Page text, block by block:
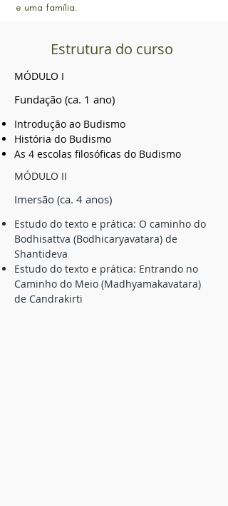
e uma família.
Estrutura do curso
MÓDULO I
Fundação (ca. 1 ano)
Introdução ao Budismo
História do Budismo
As 4 escolas filosóficas do Budismo
MÓDULO II
Imersão (ca. 4 anos)
Estudo do texto e prática: O caminho do
Bodhisattva (Bodhicaryavatara) de
Shantideva
Estudo do texto e prática: Entrando no
Caminho do Meio (Madhyamakavatara)
de Candrakirti